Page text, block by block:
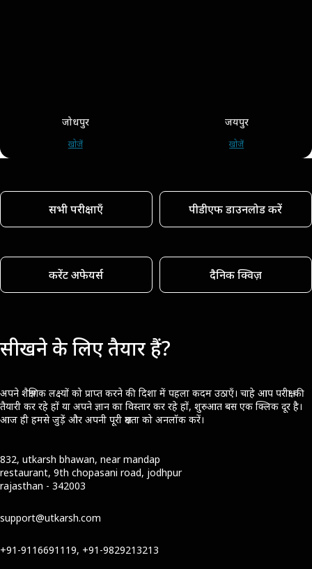
जोधपुर
खोजें
जयपुर
खोजें
सभी परीक्षाएँ पीडीएफ डाउनलोड करें
करेंट अफेयर्स दैनिक क्विज़
सीखने के लिए तैयार हैं?
अपने शैक्षणिक लक्ष्यों को प्राप्त करने की दिशा में पहला कदम उठाएँ। चाहे आप परीक्षा की
तैयारी कर रहे हों या अपने ज्ञान का विस्तार कर रहे हों, शुरुआत बस एक क्लिक दूर है।
आज ही हमसे जुड़ें और अपनी पूरी क्षमता को अनलॉक करें।
832, utkarsh bhawan, near mandap
restaurant, 9th chopasani road, jodhpur
rajasthan - 342003
support@utkarsh.com
+91-9116691119, +91-9829213213